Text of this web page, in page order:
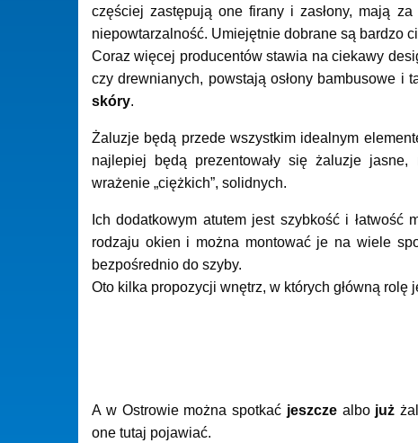
częściej zastępują one firany i zasłony, mają
niepowtarzalność. Umiejętnie dobrane są bardzo
Coraz więcej producentów stawia na ciekawy
czy drewnianych, powstają osłony bambusowe i
skóry.
Żaluzje będą przede wszystkim idealnym
najlepiej będą prezentowały się żaluzje
wrażenie „ciężkich”, solidnych.
Ich dodatkowym atutem jest szybkość i
rodzaju okien i można montować je na wiele
bezpośrednio do szyby.
Oto kilka propozycji wnętrz, w których główną
A w Ostrowie można spotkać jeszczealbojuż
one tutaj pojawiać.